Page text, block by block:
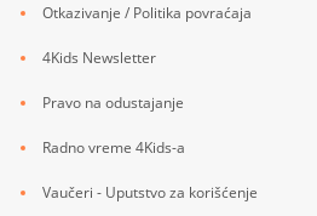
Otkazivanje / Politika povraćaja
4Kids Newsletter
Pravo na odustajanje
Radno vreme 4Kids-a
Vaučeri - Uputstvo za korišćenje